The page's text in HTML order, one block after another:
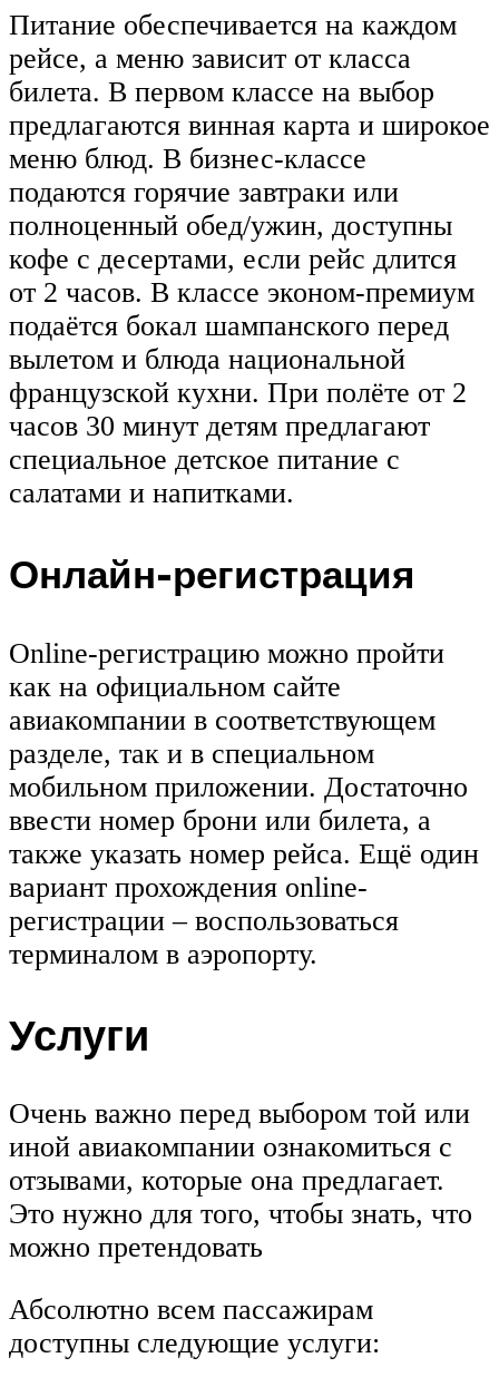
Питание обеспечивается на каждом
рейсе, а меню зависит от класса
билета. В первом классе на выбор
предлагаются винная карта и широкое
меню блюд. В бизнес-классе
подаются горячие завтраки или
полноценный обед/ужин, доступны
кофе с десертами, если рейс длится
от 2 часов. В классе эконом-премиум
подаётся бокал шампанского перед
вылетом и блюда национальной
французской кухни. При полёте от 2
часов 30 минут детям предлагают
специальное детское питание с
салатами и напитками.
Онлайн-регистрация
Online-регистрацию можно пройти
как на официальном сайте
авиакомпании в соответствующем
разделе, так и в специальном
мобильном приложении. Достаточно
ввести номер брони или билета, а
также указать номер рейса. Ещё один
вариант прохождения online-
регистрации – воспользоваться
терминалом в аэропорту.
Услуги
Очень важно перед выбором той или
иной авиакомпании ознакомиться с
отзывами, которые она предлагает.
Это нужно для того, чтобы знать, что
можно претендовать
Абсолютно всем пассажирам
доступны следующие услуги: